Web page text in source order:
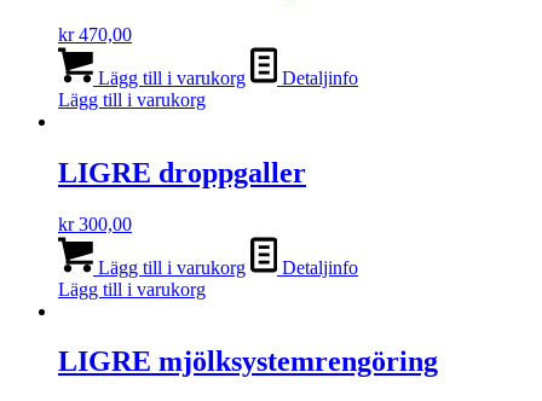
kr470,00
Lägg till i varukorg
Detaljinfo
Lägg till i varukorg
LIGRE droppgaller
kr300,00
Lägg till i varukorg
Detaljinfo
Lägg till i varukorg
LIGRE mjölksystemrengöring